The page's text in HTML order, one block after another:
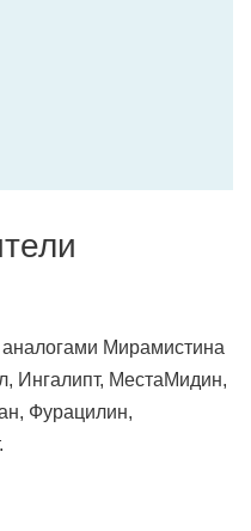
Мирамистина
Ингалипт, МестаМидин,
Фурацилин,